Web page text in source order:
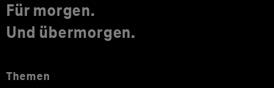
Für morgen.
Und übermorgen.
Themen